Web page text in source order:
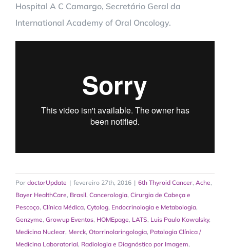
Hospital A C Camargo, Secretário Geral da
International Academy of Oral Oncology.
Por doctorUpdate | fevereiro 27th, 2016 | 6th Thyroid Cancer, Ache,
Bayer HealthCare, Brasil, Cancerologia, Cirurgia de Cabeça e
Pescoço, Clínica Médica, Cytolog, Endocrinologia e Metabologia,
Genzyme, Growup Eventos, HOMEpage, LATS, Luis Paulo Kowalsky,
Medicina Nuclear, Merck, Otorrinolaringologia, Patologia Clínica /
Medicina Laboratorial, Radiologia e Diagnóstico por Imagem,